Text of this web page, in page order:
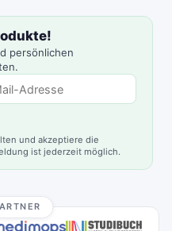
persönlichen
und akzeptiere die
ist jederzeit möglich.